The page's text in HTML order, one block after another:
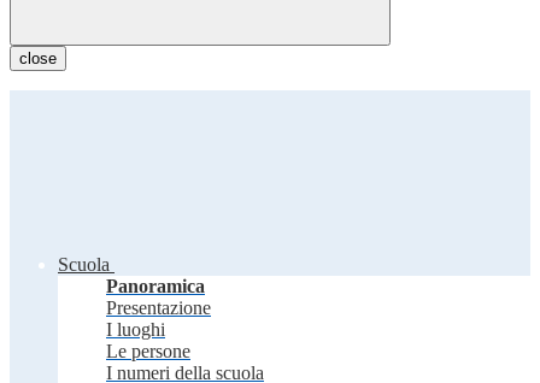
close
Scuola
Panoramica
Presentazione
I luoghi
Le persone
I numeri della scuola